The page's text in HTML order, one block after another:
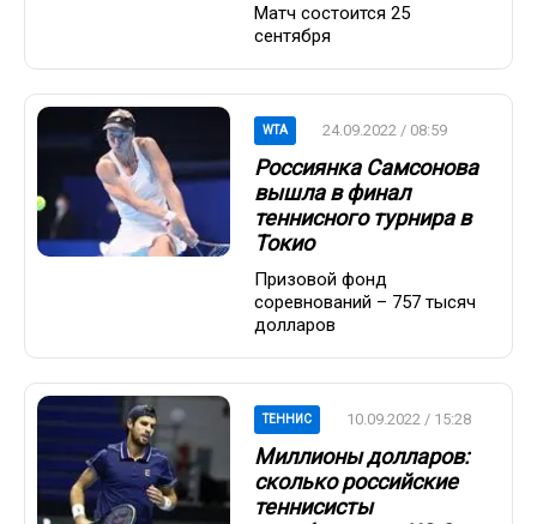
Матч состоится 25
сентября
WTA 24.09.2022 / 08:59
Россиянка Самсонова
вышла в финал
теннисного турнира в
Токио
Призовой фонд
соревнований – 757 тысяч
долларов
ТЕННИС 10.09.2022 / 15:28
Миллионы долларов:
сколько российские
теннисисты